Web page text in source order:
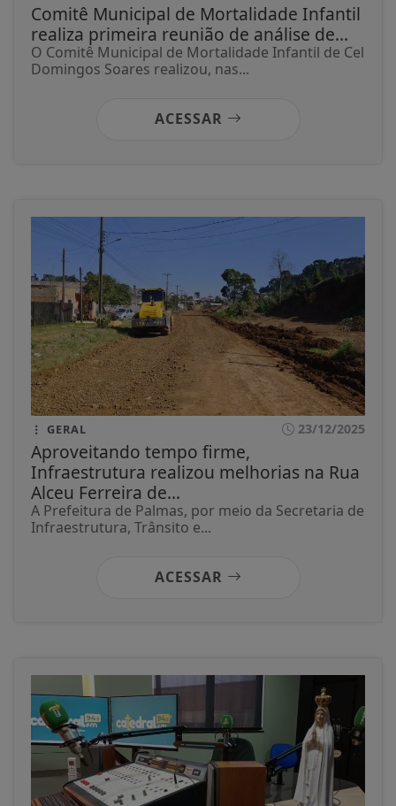
Comitê Municipal de Mortalidade Infantil
realiza primeira reunião de análise de...
O Comitê Municipal de Mortalidade Infantil de Cel
Domingos Soares realizou, nas...
ACESSAR
GERAL 23/12/2025
Aproveitando tempo firme,
Infraestrutura realizou melhorias na Rua
Alceu Ferreira de...
A Prefeitura de Palmas, por meio da Secretaria de
Infraestrutura, Trânsito e...
ACESSAR